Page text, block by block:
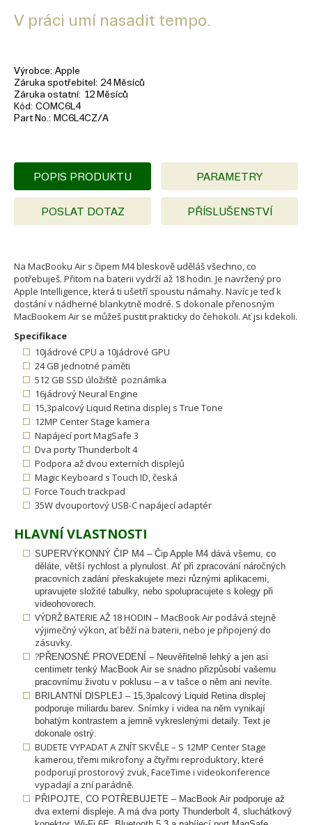
V práci umí nasadit tempo.
Výrobce Apple
Záruka spotřebitel
24 Měsíců
Záruka ostatní 12 Měsíců
Kód COMC6L4
Part No.
MC6L4CZ/A
POPIS PRODUKTU PARAMETRY
POSLAT DOTAZ PŘÍSLUŠENSTVÍ
Na MacBooku Air s čipem M4 bleskově uděláš všechno, co
potřebuješ. Přitom na baterii vydrží až 18 hodin. Je navržený pro
Apple Intelligence, která ti ušetří spoustu námahy. Navíc je teď k
dostání v nádherné blankytně modré. S dokonale přenosným
MacBookem Air se můžeš pustit prakticky do čehokoli. Ať jsi kdekoli.
Specifikace
10jádrové CPU a 10jádrové GPU
24 GB jednotné paměti
512 GB SSD úložiště poznámka
16jádrový Neural Engine
15,3palcový Liquid Retina displej s True Tone
12MP Center Stage kamera
Napájecí port MagSafe 3
Dva porty Thunderbolt 4
Podpora až dvou externích displejů
Magic Keyboard s Touch ID, česká
Force Touch trackpad
35W dvouportový USB-C napájecí adaptér
HLAVNÍ VLASTNOSTI
SUPERVÝKONNÝ ČIP M4 – Čip Apple M4 dává všemu, co
děláte, větší rychlost a plynulost. Ať při zpracování náročných
pracovních zadání přeskakujete mezi různými aplikacemi,
upravujete složité tabulky, nebo spolupracujete s kolegy při
videohovorech.
VÝDRŽ BATERIE AŽ 18 HODIN – MacBook Air podává stejně
výjimečný výkon, ať běží na baterii, nebo je připojený do
zásuvky.
?PŘENOSNÉ PROVEDENÍ – Neuvěřitelně lehký a jen asi
centimetr tenký MacBook Air se snadno přizpůsobí vašemu
pracovnímu životu v poklusu – a v tašce o něm ani nevíte.
BRILANTNÍ DISPLEJ – 15,3palcový Liquid Retina displej
podporuje miliardu barev. Snímky i videa na něm vynikají
bohatým kontrastem a jemně vykreslenými detaily. Text je
dokonale ostrý.
BUDETE VYPADAT A ZNÍT SKVĚLE – S 12MP Center Stage
kamerou, třemi mikrofony a čtyřmi reproduktory, které
podporují prostorový zvuk, FaceTime i videokonference
vypadají a zní parádně.
PŘIPOJTE, CO POTŘEBUJETE – MacBook Air podporuje až
dva externí displeje. A má dva porty Thunderbolt 4, sluchátkový